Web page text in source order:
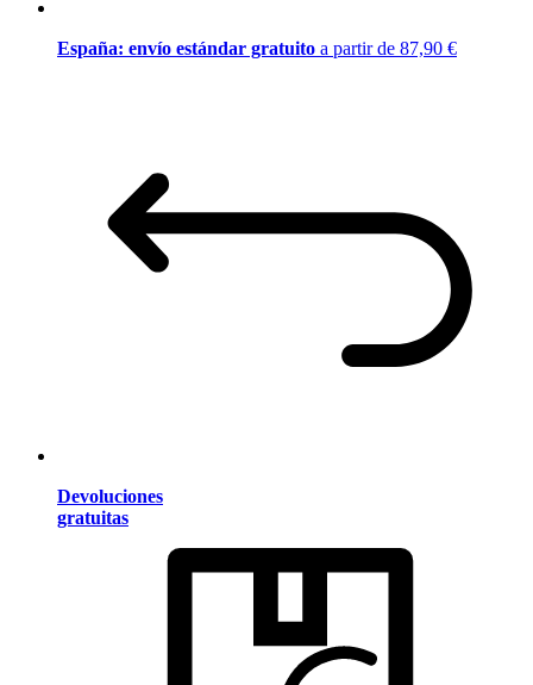
España: envío estándar gratuito a partir de 87,90 €
Devoluciones
gratuitas